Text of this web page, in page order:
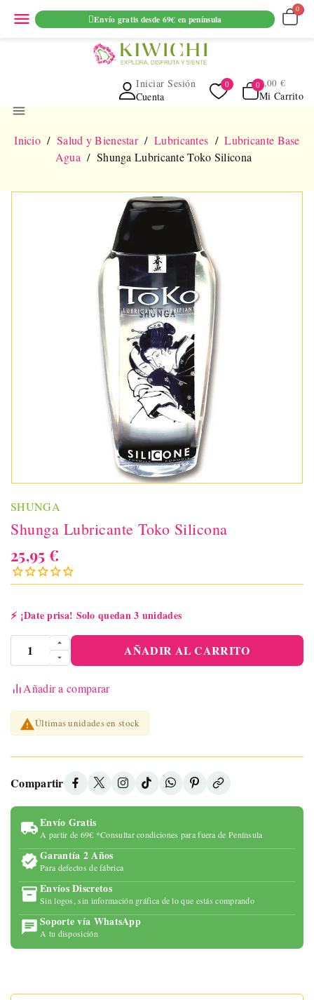
ENVIO GRATUITO EN PEDIDOS SUPERIORES A 69€ EN
PENINSULA
Cuenta
Iniciar Sesión
Mi Carrito
0,00 €
menu
Inicio Salud y Bienestar Lubricantes
Lubricante Base
Agua
Shunga Lubricante Toko Silicona
SHUNGA
Shunga Lubricante Toko Silicona
25,95 €
⚡ ¡Date prisa! Solo quedan 3 unidades
AÑADIR AL CARRITO
Añadir a comparar
Últimas unidades en stock
Compartir
Envío Gratis
A partir de 69€ *Consultar condiciones para fuera de Península
Garantía 2 Años
Para defectos de fábrica
Envíos Discretos
Sin logos, sin información gráfica de lo que estás comprando
Soporte vía WhatsApp
A tu disposición
menu Envío gratis desde 69€ en península